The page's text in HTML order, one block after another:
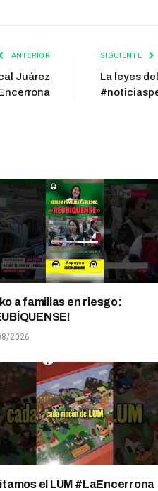
ANTERIOR
Juárez
SIGUIENTE
La leyes
a familias en riesgo:
2026
el LUM #LaEncerrona